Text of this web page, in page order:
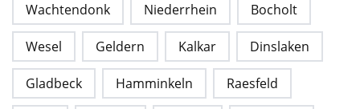
Wachtendonk Niederrhein Bocholt
Wesel Geldern Kalkar Dinslaken
Gladbeck Hamminkeln Raesfeld